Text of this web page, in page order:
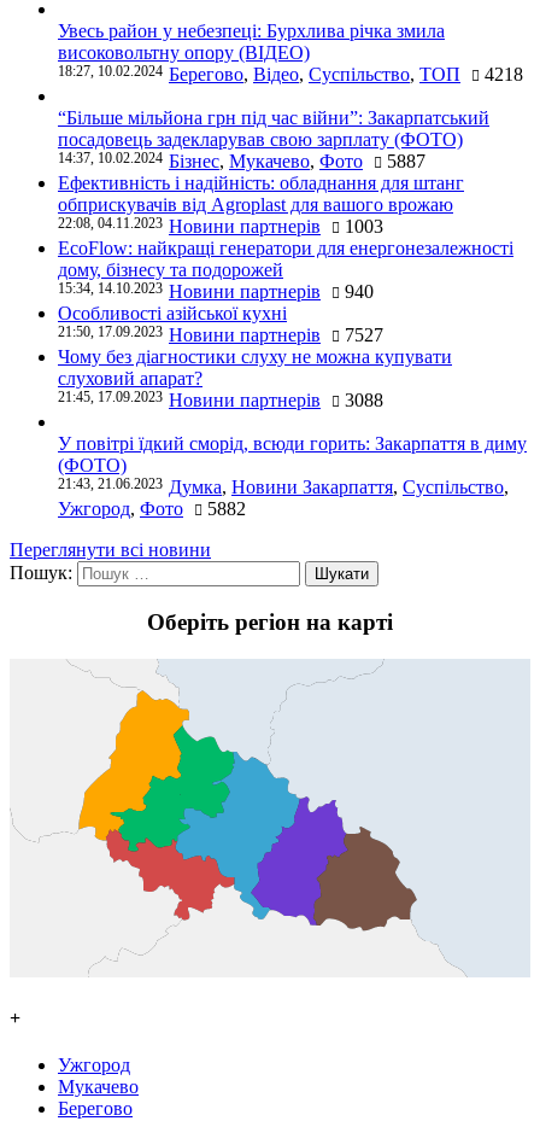
Увесь район у небезпеці: Бурхлива річка змила
високовольтну опору (ВІДЕО)
18:27, 10.02.2024 Берегово, Відео, Суспільство, ТОП 4218
“Більше мільйона грн під час війни”: Закарпатський
посадовець задекларував свою зарплату (ФОТО)
14:37, 10.02.2024 Бізнес, Мукачево, Фото
5887
Ефективність і надійність: обладнання для штанг
обприскувачів від Agroplast для вашого врожаю
22:08, 04.11.2023 Новини партнерів
1003
EcoFlow: найкращі генератори для енергонезалежності
дому, бізнесу та подорожей
15:34, 14.10.2023 Новини партнерів
940
Особливості азійської кухні
21:50, 17.09.2023 Новини партнерів
7527
Чому без діагностики слуху не можна купувати
слуховий апарат?
21:45, 17.09.2023 Новини партнерів 3088
У повітрі їдкий сморід, всюди горить: Закарпаття в диму
(ФОТО)
21:43, 21.06.2023 Думка, Новини Закарпаття, Суспільство,
Ужгород, Фото
5882
Переглянути всі новини
Пошук:
Оберіть регіон на карті
+
Ужгород
Мукачево
Берегово